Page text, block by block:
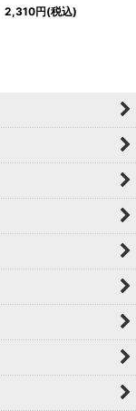
2,310円(税込)